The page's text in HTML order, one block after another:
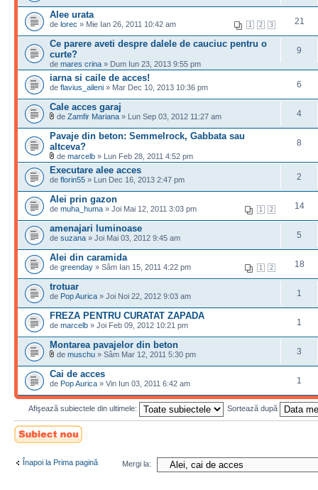
Alee urata
1 2 3
de lorec » Mie Ian 26, 2011 10:42 am 21
Ce parere aveti despre dalele de cauciuc pentru o
curte?
de mares crina » Dum Iun 23, 2013 9:55 pm
9
iarna si caile de acces!
de flavius_aileni » Mar Dec 10, 2013 10:36 pm 6
Cale acces garaj
de Zamfir Mariana » Lun Sep 03, 2012 11:27 am 4
Pavaje din beton: Semmelrock, Gabbata sau
altceva?
de marcelb » Lun Feb 28, 2011 4:52 pm
8
Executare alee acces
de florin55 » Lun Dec 16, 2013 2:47 pm 2
Alei prin gazon
1 2
de muha_huma » Joi Mai 12, 2011 3:03 pm 14
amenajari luminoase
de suzana » Joi Mai 03, 2012 9:45 am 5
Alei din caramida
1 2
de greenday » Sâm Ian 15, 2011 4:22 pm 18
trotuar
de Pop Aurica » Joi Noi 22, 2012 9:03 am 1
FREZA PENTRU CURATAT ZAPADA
de marcelb » Joi Feb 09, 2012 10:21 pm 1
Montarea pavajelor din beton
de muschu » Sâm Mar 12, 2011 5:30 pm 3
Cai de acces
de Pop Aurica » Vin Iun 03, 2011 6:42 am 1
Afişează subiectele din ultimele: Sortează după
Scrie un subiect
nou
Înapoi la Prima pagină Mergi la: